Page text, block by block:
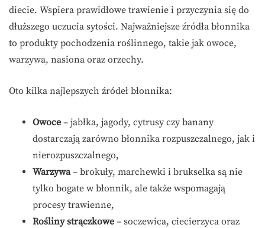
diecie. Wspiera prawidłowe trawienie i przyczynia się do
dłuższego uczucia sytości. Najważniejsze źródła błonnika
to produkty pochodzenia roślinnego, takie jak owoce,
warzywa, nasiona oraz orzechy.
Oto kilka najlepszych źródeł błonnika:
Owoce – jabłka, jagody, cytrusy czy banany
dostarczają zarówno błonnika rozpuszczalnego, jak i
nierozpuszczalnego,
Warzywa– brokuły, marchewki i brukselka są nie
tylko bogate w błonnik, ale także wspomagają
procesy trawienne,
Rośliny strączkowe – soczewica, ciecierzyca oraz